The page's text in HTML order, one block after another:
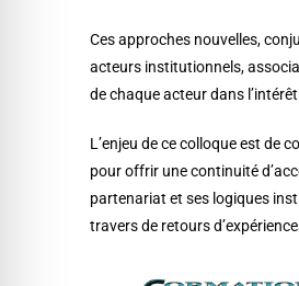
Ces approches nouvelles,
acteurs institutionnels,
de chaque acteur dans
L’enjeu de ce colloque est de
pour offrir une continuité
partenariat et ses logiques
travers de retours